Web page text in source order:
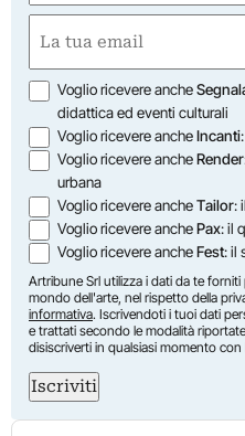
First
(Required)
Opzioni
Voglio ricevere anche
didattica ed eventi culturali
Voglio ricevere ancheIncanti
Voglio ricevere ancheRender
urbana
Voglio ricevere ancheTailor:
Voglio ricevere anchePax: il
Voglio ricevere ancheFest: il
Artribune Srl utilizza i dati da te
mondo dell'arte, nel rispetto della
informativa. Iscrivendoti i tuoi dati
e trattati secondo le modalità
disiscriverti in qualsiasi momento
Iscriviti